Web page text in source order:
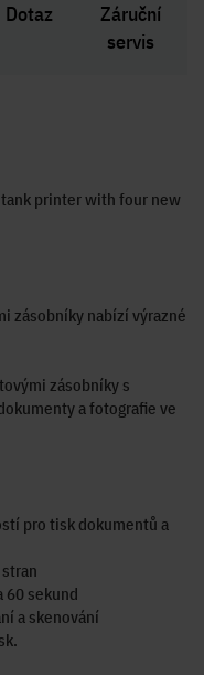
Dotaz
Záruční
servis
printer with four new
zásobníky nabízí výrazné
zásobníky s
a fotografie ve
pro tisk dokumentů a
60 sekund
a skenování